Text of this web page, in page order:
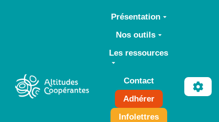
Aller au contenu principal
Présentation
Nos outils
Les ressources
Contact
Adhérer
Infolettres